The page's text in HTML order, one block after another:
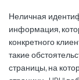
Неличная
информация,
конкретного
такие
страницы, на